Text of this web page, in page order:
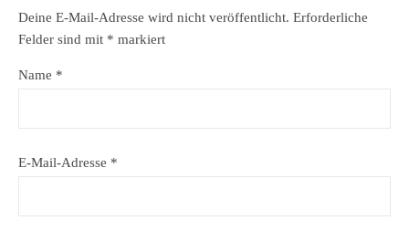
Deine E-Mail-Adresse wird nicht veröffentlicht. Erforderliche
Felder sind mit * markiert
Name *
E-Mail-Adresse *